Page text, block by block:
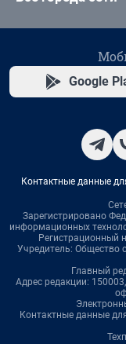
Google
Контактные данные
Зарегистрировано
информационных
Регистрационный
Учредитель: Общество
Главный
Адрес редакции:
Контактные данные